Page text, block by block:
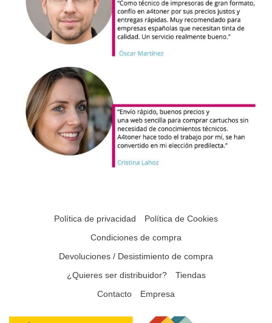
Política de privacidad
Política de Cookies
Condiciones de compra
Devoluciones / Desistimiento de compra
¿Quieres ser distribuidor?
Tiendas
Contacto
Empresa